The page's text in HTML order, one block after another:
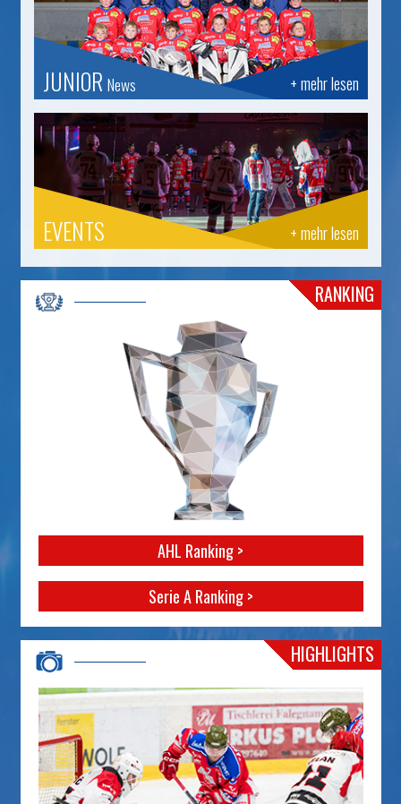
+ mehr lesen
JUNIOR News
+ mehr lesen
EVENTS
RANKING
AHL Ranking >
Serie A Ranking >
HIGHLIGHTS